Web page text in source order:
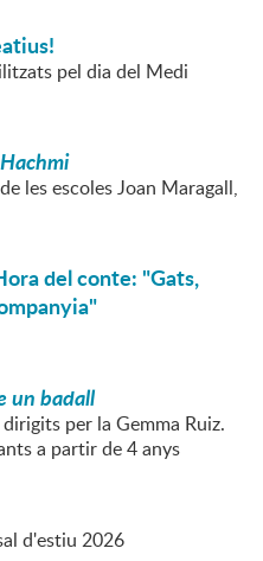
pel dia del Medi
les escoles Joan Maragall,
del conte: "Gats,
unbadall
per la Gemma Ruiz.
a partir de 4 anys
d'estiu 2026